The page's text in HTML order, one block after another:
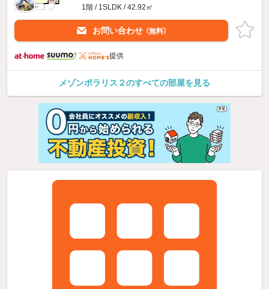
1階 / 1SLDK / 42.92㎡
お問い合わせ （無料）
提供
メゾンポラリス２のすべての部屋を見る